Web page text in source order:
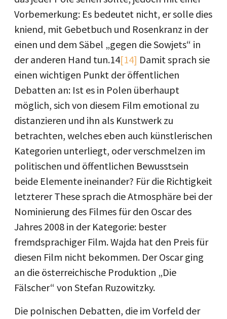
Vorbemerkung: Es bedeutet nicht, er solle dies
kniend, mit Gebetbuch und Rosenkranz in der
einen und dem Säbel „gegen die Sowjets“ in
der anderen Hand tun.14[14] Damit sprach sie
einen wichtigen Punkt der öffentlichen
Debatten an: Ist es in Polen überhaupt
möglich, sich von diesem Film emotional zu
distanzieren und ihn als Kunstwerk zu
betrachten, welches eben auch künstlerischen
Kategorien unterliegt, oder verschmelzen im
politischen und öffentlichen Bewusstsein
beide Elemente ineinander? Für die Richtigkeit
letzterer These sprach die Atmosphäre bei der
Nominierung des Filmes für den Oscar des
Jahres 2008 in der Kategorie: bester
fremdsprachiger Film. Wajda hat den Preis für
diesen Film nicht bekommen. Der Oscar ging
an die österreichische Produktion „Die
Fälscher“ von Stefan Ruzowitzky.
Die polnischen Debatten, die im Vorfeld der